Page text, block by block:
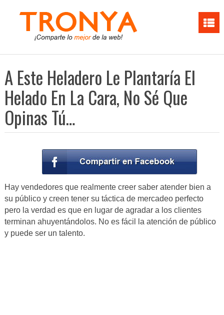
A Este Heladero Le Plantaría El
Helado En La Cara, No Sé Que
Opinas Tú…
Hay vendedores que realmente creer saber atender bien a
su público y creen tener su táctica de mercadeo perfecto
pero la verdad es que en lugar de agradar a los clientes
terminan ahuyentándolos. No es fácil la atención de público
y puede ser un talento.